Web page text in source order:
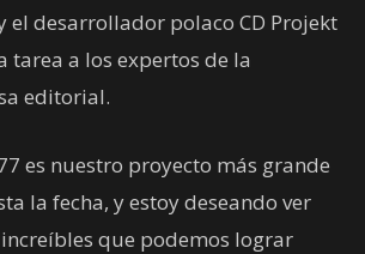
el desarrollador polaco CD Projekt
tarea a los expertos de la
editorial.
es nuestro proyecto más grande
la fecha, y estoy deseando ver
que podemos lograr